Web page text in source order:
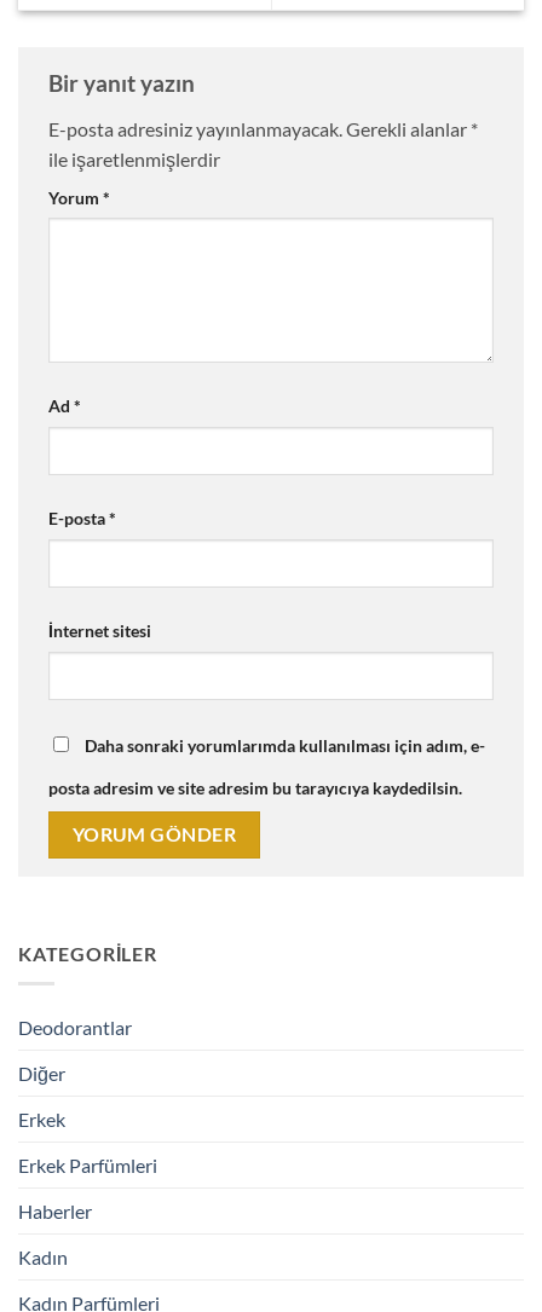
Bir yanıt yazın
E-posta adresiniz yayınlanmayacak. Gerekli alanlar *
ile işaretlenmişlerdir
Yorum *
Ad *
E-posta*
İnternet sitesi
Daha sonraki yorumlarımda kullanılması için adım, e-
posta adresim ve site adresim bu tarayıcıya kaydedilsin.
KATEGORILER
Deodorantlar
Diğer
Erkek
Erkek Parfümleri
Haberler
Kadın
Kadın Parfümleri